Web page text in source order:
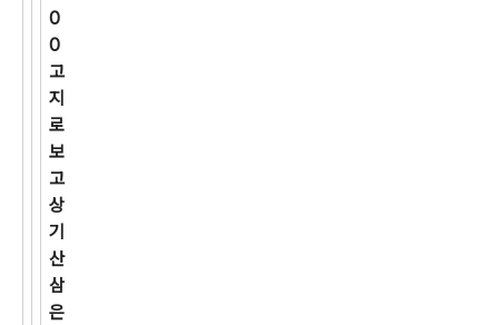
0
0
고
지
로
보
고
상
기
산
삼
은